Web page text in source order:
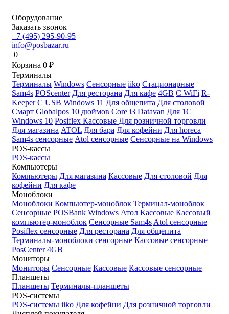
Оборудование
Заказать звонок
+7 (495) 295-90-95
info@posbazar.ru
0
Корзина 0 ₽
Терминалы
Терминалы Windows Сенсорные iiko Стационарные
Sam4s POScenter Для ресторана Для кафе 4GB С WiFi R-
Keeper С USB Windows 11 Для общепита Для столовой
Смарт Globalpos 10 дюймов Core i3 Datavan Для 1С
Windows 10 Posiflex Кассовые Для розничной торговли
Для магазина ATOL Для бара Для кофейни Для horeca
Sam4s сенсорные Atol сенсорные Сенсорные на Windows
POS-кассы
POS-кассы
Компьютеры
Компьютеры Для магазина Кассовые Для столовой Для
кофейни Для кафе
Моноблоки
Моноблоки Компьютер-моноблок Терминал-моноблок
Сенсорные POSBank Windows Атол Кассовые Кассовый
компьютер-моноблок Сенсорные Sam4s Atol сенсорные
Posiflex сенсорные Для ресторана Для общепита
Терминалы-моноблоки сенсорные Кассовые сенсорные
PosCenter 4GB
Мониторы
Мониторы Сенсорные Кассовые Кассовые сенсорные
Планшеты
Планшеты Терминалы-планшеты
POS-системы
POS-системы iiko Для кофейни Для розничной торговли